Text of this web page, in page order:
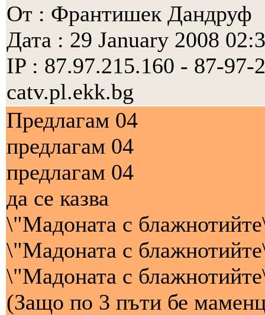
От : Франтишек Дандруф
Дата : 29 January 2008
IP : 87.97.215.160 - 87-97-
catv.pl.ekk.bg
Предлагам 04
предлагам 04
предлагам 04
да се казва
\"Мадоната с
\"Мадоната с
\"Мадоната с
(Защо по 3 пъти бе